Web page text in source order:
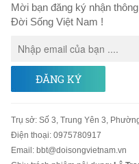
Mời bạn đăng ký nhận
Đời Sống Việt Nam !
ĐĂNG KÝ
Trụ sở: Số 3, Trung Yên 3,
Điện thoại: 0975780917
Email: bbt@doisongvietnam.vn